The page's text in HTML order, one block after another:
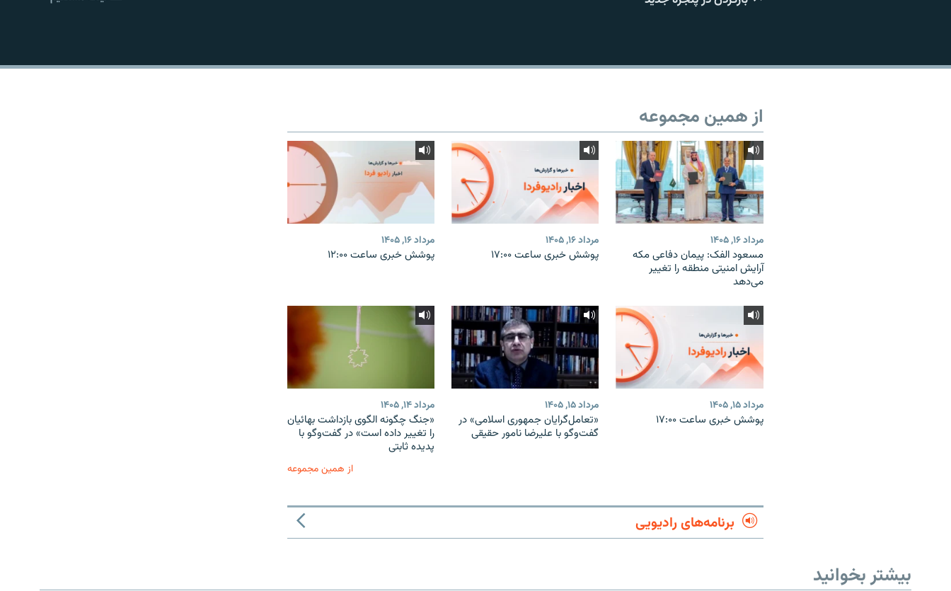
EMBED
از همین مجموعه
مرداد ۱۶, ۱۴۰۵
مسعود الفک: پیمان دفاعی مکه
آرایش امنیتی منطقه را تغییر
می‌دهد
مرداد ۱۶, ۱۴۰۵
پوشش خبری ساعت ۱۷:۰۰
مرداد ۱۶, ۱۴۰۵
پوشش خبری ساعت ۱۲:۰۰
مرداد ۱۵, ۱۴۰۵
پوشش خبری ساعت ۱۷:۰۰
مرداد ۱۵, ۱۴۰۵
«تعامل‌گرایان جمهوری اسلامی» در
گفت‌وگو با علیرضا نامور حقیقی
مرداد ۱۴, ۱۴۰۵
«جنگ چگونه الگوی بازداشت بهائیان
را تغییر داده است» در گفت‌وگو با
پدیده ثابتی
از همین مجموعه
برنامه‌های رادیویی
بیشتر بخوانید